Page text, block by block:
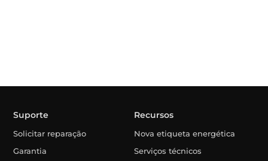
Suporte
Solicitar reparação
Garantia
Recursos
Nova etiqueta energética
Serviços técnicos